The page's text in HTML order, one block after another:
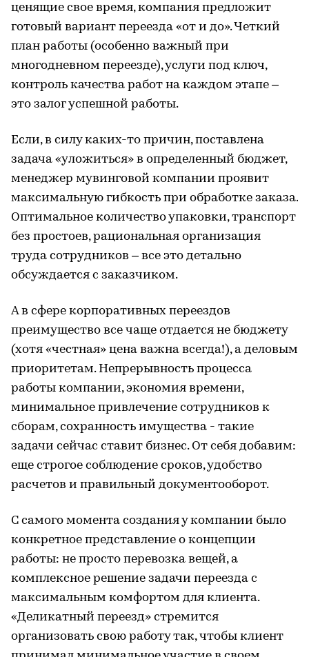
ценящие свое время, компания предложит
готовый вариант переезда «от и до». Четкий
план работы (особенно важный при
многодневном переезде), услуги под ключ,
контроль качества работ на каждом этапе –
это залог успешной работы.
Если, в силу каких-то причин, поставлена
задача «уложиться» в определенный бюджет,
менеджер мувинговой компании проявит
максимальную гибкость при обработке заказа.
Оптимальное количество упаковки, транспорт
без простоев, рациональная организация
труда сотрудников – все это детально
обсуждается с заказчиком.
А в сфере корпоративных переездов
преимущество все чаще отдается не бюджету
(хотя «честная» цена важна всегда!), а деловым
приоритетам. Непрерывность процесса
работы компании, экономия времени,
минимальное привлечение сотрудников к
сборам, сохранность имущества - такие
задачи сейчас ставит бизнес. От себя добавим:
еще строгое соблюдение сроков, удобство
расчетов и правильный документооборот.
С самого момента создания у компании было
конкретное представление о концепции
работы: не просто перевозка вещей, а
комплексное решение задачи переезда с
максимальным комфортом для клиента.
«Деликатный переезд» стремится
организовать свою работу так, чтобы клиент